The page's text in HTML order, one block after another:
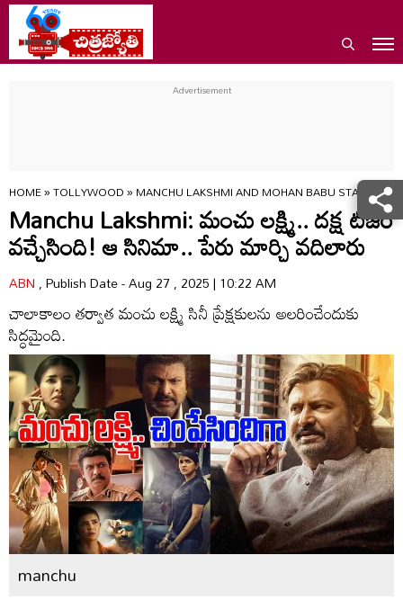
HOME»TOLLYWOOD»MANCHU LAKSHMI AND MOHAN BABU STARRER
Manchu Lakshmi: మంచు ల‌క్ష్మి.. ద‌క్ష టీజ‌ర్
వ‌చ్చేసింది! ఆ సినిమా.. పేరు మార్చి వ‌దిలారు
ABN, Publish Date - Aug 27 , 2025 | 10:22 AM
చాలాకాలం త‌ర్వాత మంచు ల‌క్ష్మి సినీ ప్రేక్ష‌కుల‌ను అల‌రించేందుకు
సిద్ధ‌మైంది.
manchu